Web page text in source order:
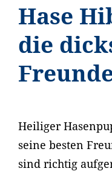
Hase
die
Heiliger
seine besten
sind richtig